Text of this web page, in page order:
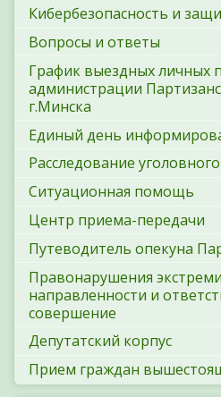
Кибербезопасность и
Вопросы и ответы
График выездных личных
администрации
г.Минска
Единый день
Расследование
Ситуационная помощь
Центр приема-передачи
Путеводитель опекуна
Правонарушения
направленности и
совершение
Депутатский корпус
Прием граждан